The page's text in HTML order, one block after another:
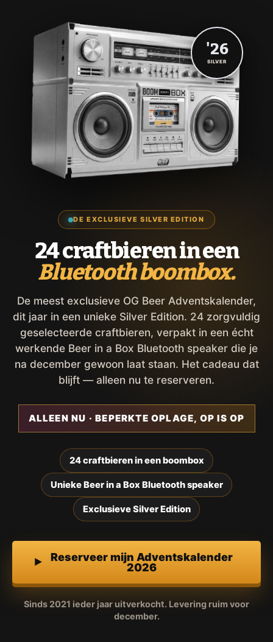
DE EXCLUSIEVE SILVER EDITION
24 craftbieren in een
Bluetooth boombox.
De meest exclusieve OG Beer Adventskalender,
dit jaar in een unieke Silver Edition. 24 zorgvuldig
geselecteerde craftbieren, verpakt in een écht
werkende Beer in a Box Bluetooth speaker die je
na december gewoon laat staan. Het cadeau dat
blijft — alleen nu te reserveren.
ALLEEN NU · BEPERKTE OPLAGE, OP IS OP
24 craftbieren in een boombox
Unieke Beer in a Box Bluetooth speaker
Exclusieve Silver Edition
Reserveer mijn Adventskalender
2026
Sinds 2021 ieder jaar uitverkocht. Levering ruim voor
december.
'26
SILVER